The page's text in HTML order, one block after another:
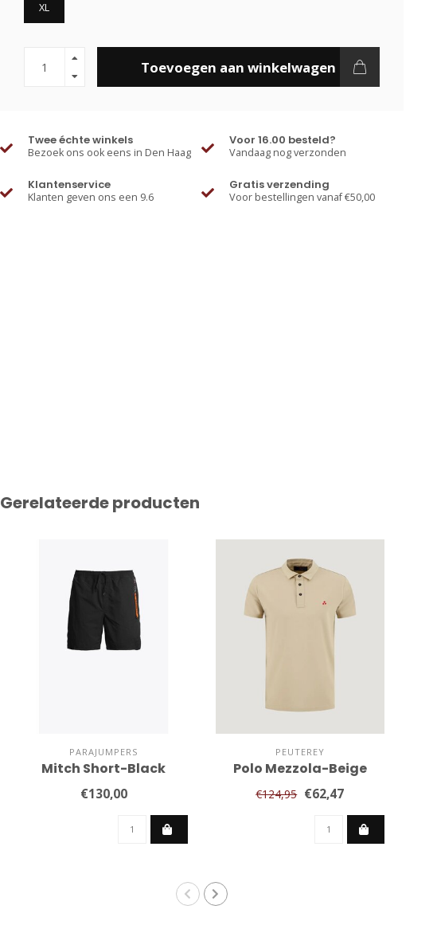
XL
Toevoegen aan winkelwagen
Twee échte winkels
Bezoek ons ook eens in Den Haag
Voor 16.00 besteld?
Vandaag nog verzonden
Klantenservice
Klanten geven ons een 9.6
Gratis verzending
Voor bestellingen vanaf €50,00
Gerelateerde producten
PARAJUMPERS
Mitch Short-Black
€130,00
PEUTEREY
Polo Mezzola-Beige
€124,95 €62,47